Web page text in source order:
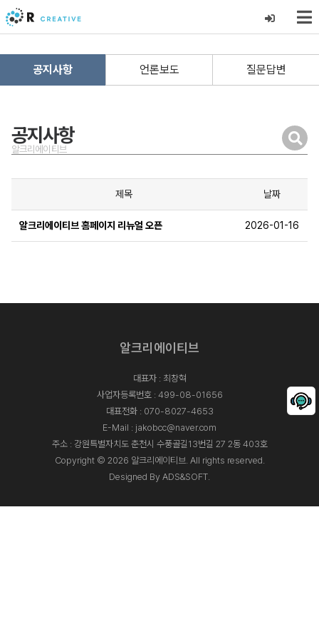
공지사항 언론보도 질문답변
공지사항
알크리에이티브
제목 날짜
알크리에이티브 홈페이지 리뉴얼 오픈 2026-01-16
알크리에이티브
대표자 : 최창혁
사업자등록번호 : 499-08-01656
대표전화 : 070-8027-4653
E-Mail : jakobcc@naver.com
주소 : 강원특별자치도 춘천시 수풍골길13번길 27 2동 403호
Copyright © 2026 알크리에이티브. All rights reserved.
Designed By ADS&SOFT.